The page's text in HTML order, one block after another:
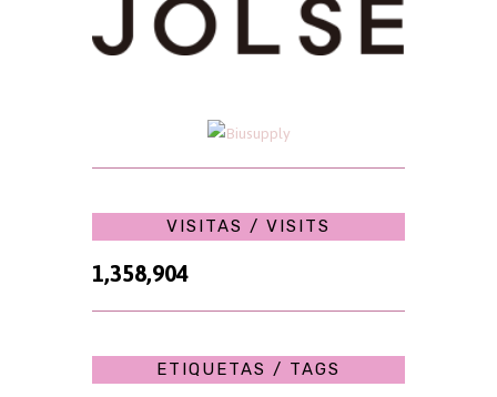
VISITAS / VISITS
1,358,904
ETIQUETAS / TAGS